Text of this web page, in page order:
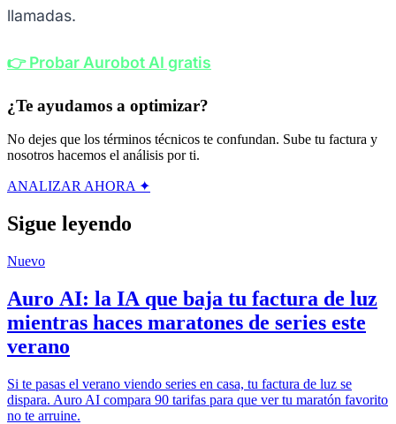
llamadas.
👉 Probar Aurobot AI gratis
¿Te ayudamos a optimizar?
No dejes que los términos técnicos te confundan. Sube tu factura y
nosotros hacemos el análisis por ti.
ANALIZAR AHORA ✦
Sigue leyendo
Nuevo
Auro AI: la IA que baja tu factura de luz
mientras haces maratones de series este
verano
Si te pasas el verano viendo series en casa, tu factura de luz se
dispara. Auro AI compara 90 tarifas para que ver tu maratón favorito
no te arruine.